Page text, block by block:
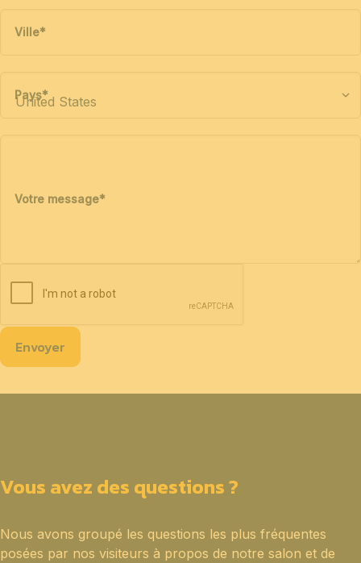
Ville*
Pays*
Votre message*
Envoyer
Vous avez des questions ?
Nous avons groupé les questions les plus fréquentes
posées par nos visiteurs à propos de notre salon et de